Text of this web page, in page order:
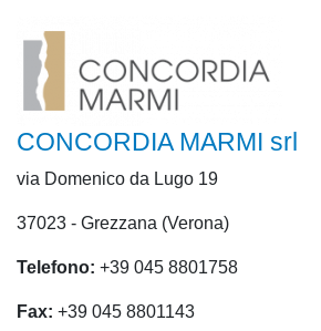
CONCORDIA MARMI srl
via Domenico da Lugo 19
37023 - Grezzana (Verona)
Telefono: +39 045 8801758
Fax: +39 045 8801143